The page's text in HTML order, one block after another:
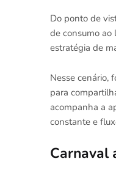
Do ponto de
de consumo ao
estratégia de
Nesse cenário,
para
acompanha a
constante e
Carnaval